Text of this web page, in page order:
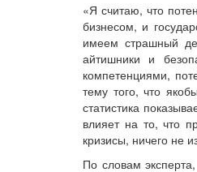
«Я считаю, что
бизнесом, и
имеем страшный
айтишники и
компетенциями,
тему того, что
статистика
влияет на то, что
кризисы, ничего не
По словам